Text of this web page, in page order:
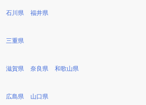
石川県 福井県
三重県
滋賀県 奈良県 和歌山県
広島県 山口県